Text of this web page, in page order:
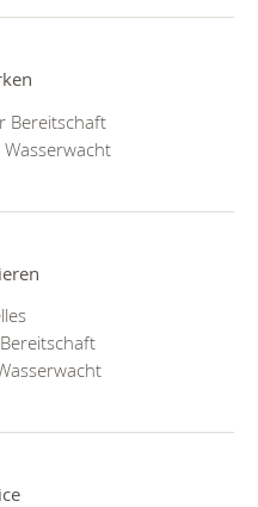
Bereitschaft